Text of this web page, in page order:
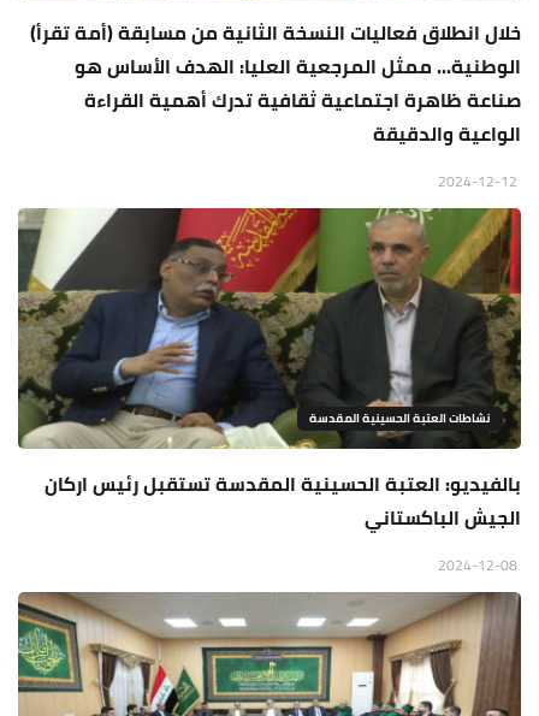
خلال انطلاق فعاليات النسخة الثانية من مسابقة (أمة تقرأ)
الوطنية... ممثل المرجعية العليا: الهدف الأساس هو
صناعة ظاهرة اجتماعية ثقافية تدرك أهمية القراءة
الواعية والدقيقة
نشاطات العتبة الحسينية المقدسة
بالفيديو: العتبة الحسينية المقدسة تستقبل رئيس اركان
الجيش الباكستاني